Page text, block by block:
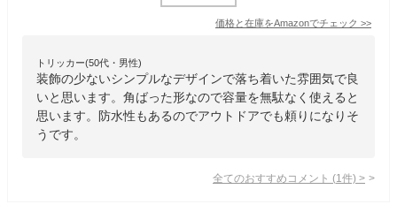
価格と在庫をAmazonでチェック >>
トリッカー(50代・男性)
装飾の少ないシンプルなデザインで落ち着いた雰囲気で良
いと思います。角ばった形なので容量を無駄なく使えると
思います。防水性もあるのでアウトドアでも頼りになりそ
うです。
全てのおすすめコメント (1 件) >